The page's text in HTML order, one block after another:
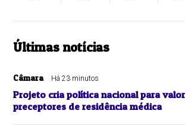
Últimas notícias
Câmara Há 23 minutos
Projeto cria política nacional para
preceptores de residência médica